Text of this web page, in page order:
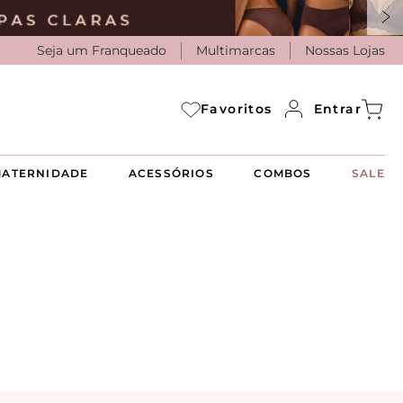
Seja um Franqueado Multimarcas Nossas Lojas
Favoritos Entrar
ACESSÓRIOS COMBOS SALE